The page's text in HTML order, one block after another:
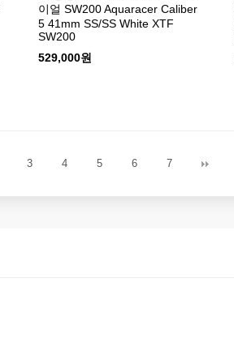
이얼 SW200 Aquaracer Caliber
5 41mm SS/SS White XTF
SW200
529,000원
3 4 5 6 7